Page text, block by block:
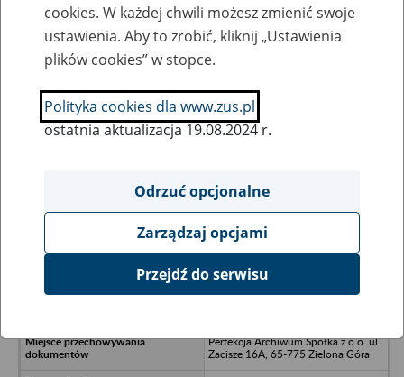
SZUKAJ
Ukryj wszystkie pozycje bazy
BRIT-POL Spółka z o.o. - Warszawa,
Perfekcja Archiwum Spółka z o.o. ul.
Zacisze 16A, 65-775 Zielona Góra
cookies. W każdej chwili możesz zmienić swoje
ustawienia. Aby to zrobić, kliknij „Ustawienia
plików cookies” w stopce.
Polityka cookies dla www.zus.pl
ostatnia aktualizacja 19.08.2024 r.
Odrzuć opcjonalne
Zarządzaj opcjami
Przejdź do serwisu